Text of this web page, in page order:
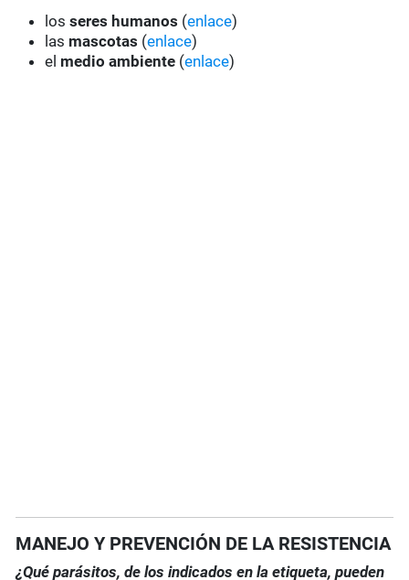
losseres humanos (enlace)
las mascotas (enlace)
el medio ambiente (enlace)
MANEJO Y PREVENCIÓN DE LA RESISTENCIA
¿Qué parásitos, de los indicados en la etiqueta, pueden